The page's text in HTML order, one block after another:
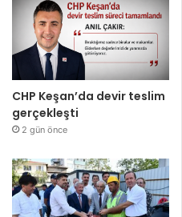
CHP Keşan’da devir teslim
gerçekleşti
2 gün önce